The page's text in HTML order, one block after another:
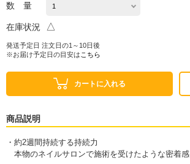
数 量
在庫状況 △
発送予定日 注文日の1～10日後
※お届け予定日の目安は こちら
カートに入れる
商品説明
・約2週間持続する持続力
本物のネイルサロンで施術を受けたような密着感